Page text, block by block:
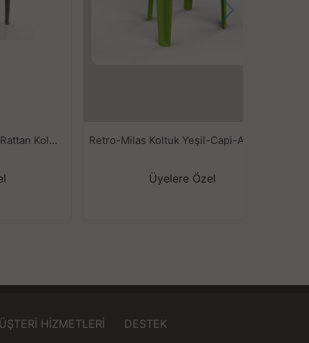
Cakha Elegance-Hünkar Rattan Koltuk Kahve
Üyelere Özel
HİZMETLERİ
DESTEK